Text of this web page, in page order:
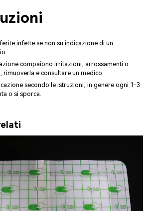
infette se non su indicazione di un
compaiono irritazioni, arrossamenti o
rimuoverla e consultare un medico.
secondo le istruzioni, in genere ogni 1-3
o si sporca.